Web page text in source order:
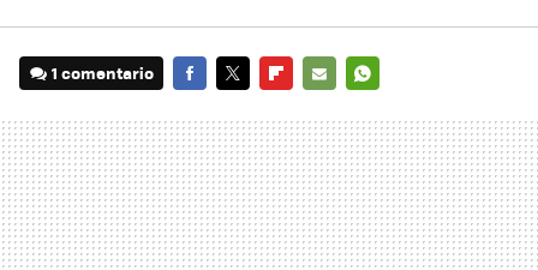
1 comentario
MAIL